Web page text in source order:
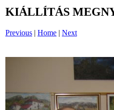
KIÁLLÍTÁS
Previous | Home | Next